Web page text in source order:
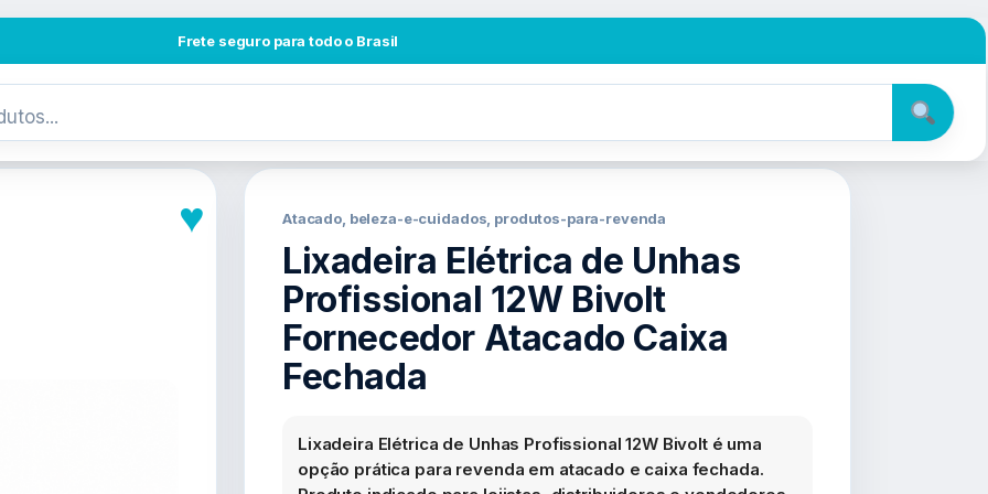
Frete seguro para todo o Brasil
♥ Atacado, beleza-e-cuidados, produtos-para-revenda
Lixadeira Elétrica de Unhas
Profissional 12W Bivolt
Fornecedor Atacado Caixa
Fechada
Lixadeira Elétrica de Unhas Profissional 12W Bivolt é uma
opção prática para revenda em atacado e caixa fechada.